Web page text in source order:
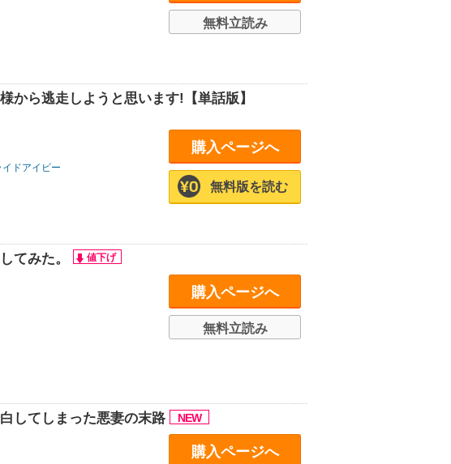
無料立読み
から逃走しようと思います!【単話版】
イドアイビー
購入ページへ
無料版を読む
てみた。
購入ページへ
無料立読み
してしまった悪妻の末路
購入ページへ